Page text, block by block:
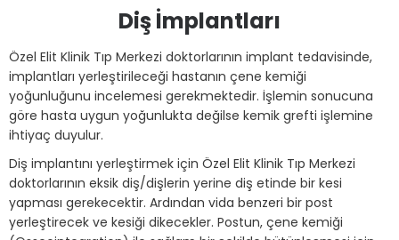
Diş İmplantları
Özel Elit Klinik Tıp Merkezi doktorlarının implant tedavisinde,
implantları yerleştirileceği hastanın çene kemiği
yoğunluğunu incelemesi gerekmektedir. İşlemin sonucuna
göre hasta uygun yoğunlukta değilse kemik grefti işlemine
ihtiyaç duyulur.
Diş implantını yerleştirmek için Özel Elit Klinik Tıp Merkezi
doktorlarının eksik diş/dişlerin yerine diş etinde bir kesi
yapması gerekecektir. Ardından vida benzeri bir post
yerleştirecek ve kesiği dikecekler. Postun, çene kemiği